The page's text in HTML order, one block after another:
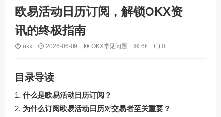
欧易活动日历订阅，解锁OKX资
讯的终极指南
okx 2026-06-09 OKX常见问题 66 0
目录导读
什么是欧易活动日历订阅？
为什么订阅欧易活动日历对交易者至关重要？